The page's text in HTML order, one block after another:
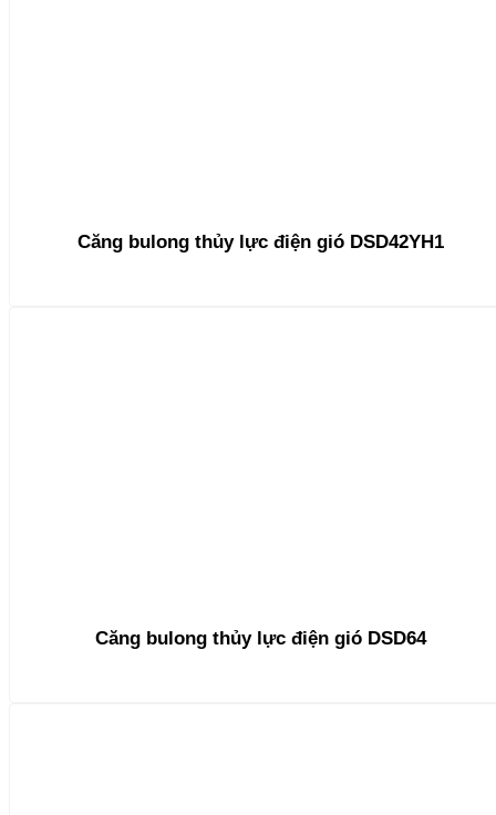
Căng bulong thủy lực điện gió DSD42YH1
Căng bulong thủy lực điện gió DSD64